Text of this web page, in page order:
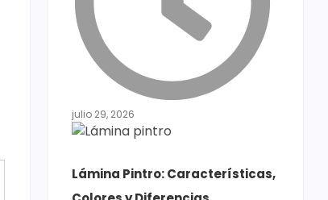
julio 29, 2026
Lámina Pintro: Características,